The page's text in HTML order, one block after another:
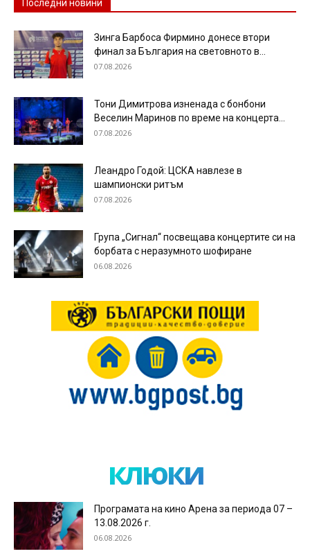
Последни новини
Зинга Барбоса Фирмино донесе втори
финал за България на световното в...
07.08.2026
Тони Димитрова изненада с бонбони
Веселин Маринов по време на концерта...
07.08.2026
Леандро Годой: ЦСКА навлезе в
шампионски ритъм
07.08.2026
Група „Сигнал“ посвещава концертите си на
борбата с неразумното шофиране
06.08.2026
клюки
Програмата на кино Арена за периода 07 –
13.08.2026 г.
06.08.2026